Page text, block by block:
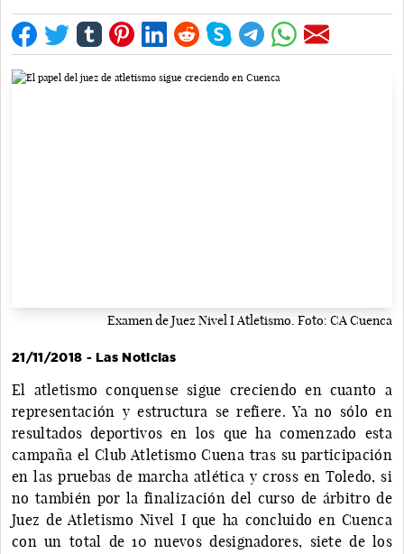
Examen de Juez Nivel I Atletismo. Foto: CA Cuenca
21/11/2018 - Las Noticias
El atletismo conquense sigue creciendo en cuanto a
representación y estructura se refiere. Ya no sólo en
resultados deportivos en los que ha comenzado esta
campaña el Club Atletismo Cuena tras su participación
en las pruebas de marcha atlética y cross en Toledo, si
no también por la finalización del curso de árbitro de
Juez de Atletismo Nivel I que ha concluido en Cuenca
con un total de 10 nuevos designadores, siete de los